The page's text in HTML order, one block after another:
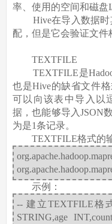
率、使用的空间和磁盘I/
Hive在导入数据时
配，但是它会验证文件
TEXTFILE
TEXTFILE是
也是Hive的缺省文件
可以向该表中导入以
据，也能够导入JSON
为是1条记录。
TEXTFILE格式的输
示例：
-- 建立TEXTFILE格式
STRING,age